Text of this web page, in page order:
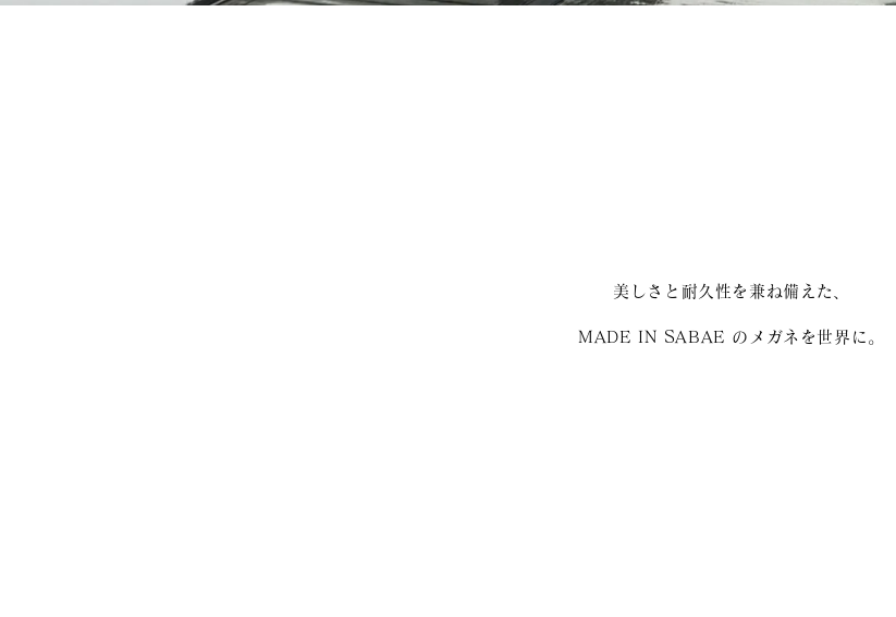
美しさと耐久性を兼ね備えた、
MADE IN SABAE のメガネを世界に。